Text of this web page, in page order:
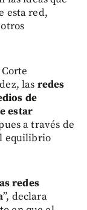
esta red,
las redes
de
estar
a través de
equilibrio
redes
”, declara